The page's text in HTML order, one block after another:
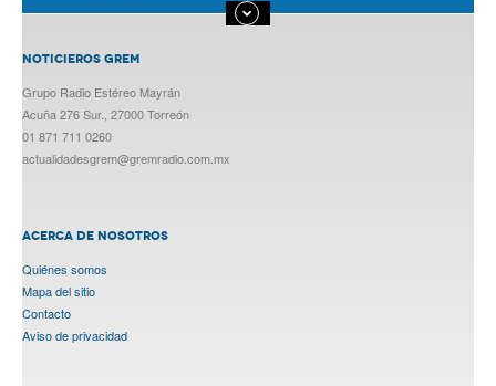
NOTICIEROS GREM
Grupo Radio Estéreo Mayrán
Acuña 276 Sur., 27000 Torreón
01 871 711 0260
actualidadesgrem@gremradio.com.mx
ACERCA DE NOSOTROS
Quiénes somos
Mapa del sitio
Contacto
Aviso de privacidad